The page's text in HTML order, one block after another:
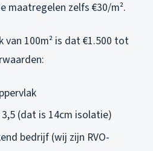
maatregelen zelfs €30/m².
van 100m² is dat €1.500 tot
(dat is 14cm isolatie)
bedrijf (wij zijn RVO-